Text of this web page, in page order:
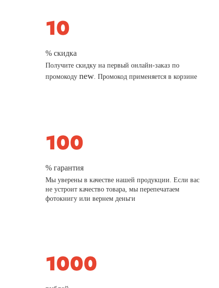
% скидка
Получите скидку на первый онлайн-заказ по
промокодуnew. Промокод применяется в корзине
% гарантия
Мы уверены в качестве нашей продукции. Если вас
не устроит качество товара, мы перепечатаем
фотокнигу или вернем деньги